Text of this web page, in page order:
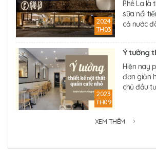
2024
TH03
Phê La là
sữa nổi
cả nước
2023
TH09
Ý tưởng
Hiện nay
đơn giản
chủ đầu
XEM THÊM